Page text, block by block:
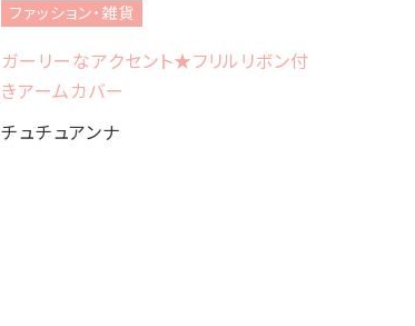
ファッション・雑貨
ガーリーなアクセント★フリルリボン付
きアームカバー
チュチュアンナ